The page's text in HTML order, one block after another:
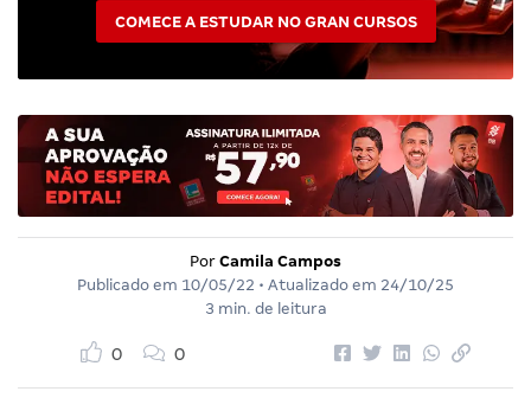
COMECE A ESTUDAR NO GRAN CURSOS
Por Camila Campos
Publicado em 10/05/22 • Atualizado em 24/10/25
3 min. de leitura
0 0